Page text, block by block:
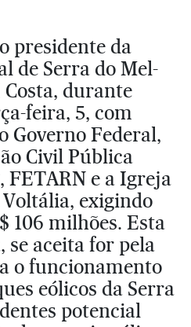
presidente da
de Serra do Mel-
durante
feira, 5, com
Governo Federal,
Civil Pública
FETARN e a Igreja
exigindo
106 milhões. Esta
se aceita for pela
o funcionamento
eólicos da Serra
potencial